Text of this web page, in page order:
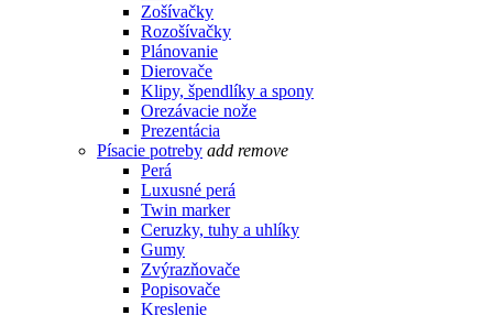
Zošívačky
Rozošívačky
Plánovanie
Dierovače
Klipy, špendlíky a spony
Orezávacie nože
Prezentácia
Písacie potreby add remove
Perá
Luxusné perá
Twin marker
Ceruzky, tuhy a uhlíky
Gumy
Zvýrazňovače
Popisovače
Kreslenie